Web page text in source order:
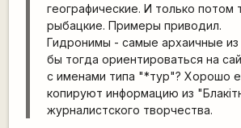
географические. И только потом
рыбацкие. Примеры приводил.
Гидронимы - самые архаичные из
бы тогда ориентироваться на
с именами типа "*тур"? Хорошо
копируют информацию из
журналистского творчества.